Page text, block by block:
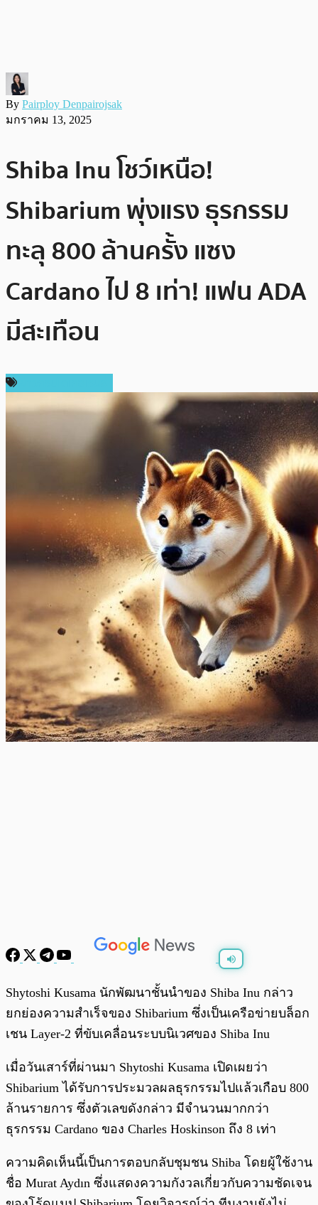
By Pairploy Denpairojsak
มกราคม 13, 2025
Shiba Inu โชว์เหนือ!
Shibarium พุ่งแรง ธุรกรรม
ทะลุ 800 ล้านครั้ง แซง
Cardano ไป 8 เท่า! แฟน ADA
มีสะเทือน
0:00
Shytoshi Kusama นักพัฒนาชั้นนำของ Shiba Inu กล่าว
ยกย่องความสำเร็จของ Shibarium ซึ่งเป็นเครือข่ายบล็อก
เชน Layer-2 ที่ขับเคลื่อนระบบนิเวศของ Shiba Inu
เมื่อวันเสาร์ที่ผ่านมา Shytoshi Kusama เปิดเผยว่า
Shibarium ได้รับการประมวลผลธุรกรรมไปแล้วเกือบ 800
ล้านรายการ ซึ่งตัวเลขดังกล่าว มีจำนวนมากกว่า
ธุรกรรม Cardano ของ Charles Hoskinson ถึง 8 เท่า
ความคิดเห็นนี้เป็นการตอบกลับชุมชน Shiba โดยผู้ใช้งาน
ชื่อ Murat Aydın ซึ่งแสดงความกังวลเกี่ยวกับความชัดเจน